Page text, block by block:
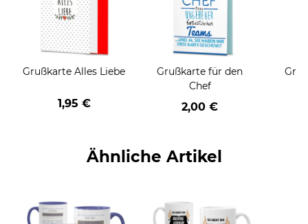
Grußkarte Alles Liebe
1,95 €
Grußkarte für den
Chef
2,00 €
Ähnliche Artikel